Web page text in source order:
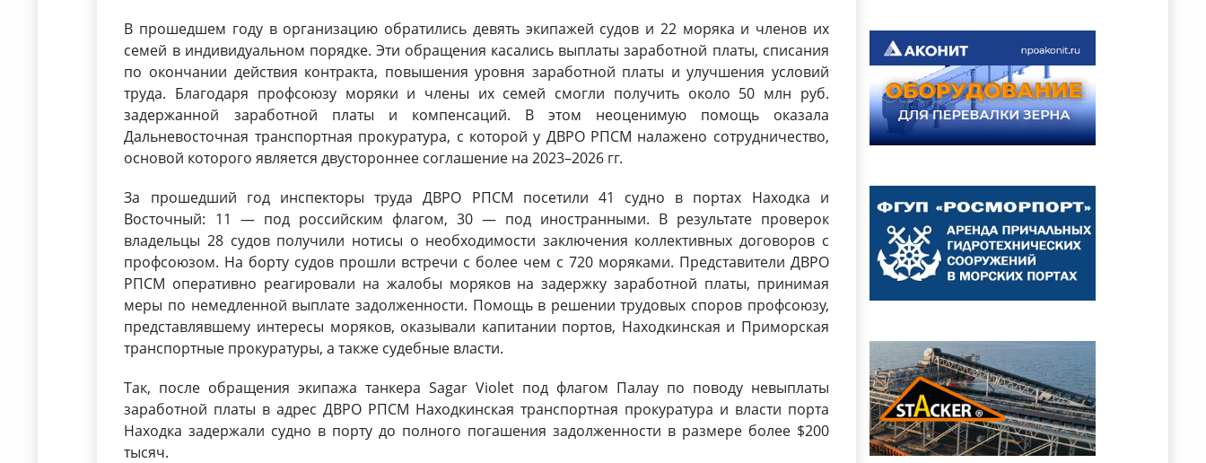
В прошедшем году в организацию обратились девять экипажей судов и 22 моряка и членов их
семей в индивидуальном порядке. Эти обращения касались выплаты заработной платы, списания
по окончании действия контракта, повышения уровня заработной платы и улучшения условий
труда. Благодаря профсоюзу моряки и члены их семей смогли получить около 50 млн руб.
задержанной заработной платы и компенсаций. В этом неоценимую помощь оказала
Дальневосточная транспортная прокуратура, с которой у ДВРО РПСМ налажено сотрудничество,
основой которого является двустороннее соглашение на 2023–2026 гг.
За прошедший год инспекторы труда ДВРО РПСМ посетили 41 судно в портах Находка и
Восточный: 11 — под российским флагом, 30 — под иностранными. В результате проверок
владельцы 28 судов получили нотисы о необходимости заключения коллективных договоров с
профсоюзом. На борту судов прошли встречи с более чем с 720 моряками. Представители ДВРО
РПСМ оперативно реагировали на жалобы моряков на задержку заработной платы, принимая
меры по немедленной выплате задолженности. Помощь в решении трудовых споров профсоюзу,
представлявшему интересы моряков, оказывали капитании портов, Находкинская и Приморская
транспортные прокуратуры, а также судебные власти.
Так, после обращения экипажа танкера Sagar Violet под флагом Палау по поводу невыплаты
заработной платы в адрес ДВРО РПСМ Находкинская транспортная прокуратура и власти порта
Находка задержали судно в порту до полного погашения задолженности в размере более $200
тысяч.